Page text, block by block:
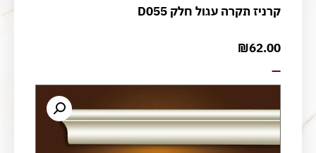
קרניז תקרה עגול חלק D055
₪62.00
—